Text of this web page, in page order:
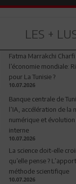
LES +
Fatma Marrakchi
l’économie mondiale:
pour La Tunisie ?
10.07.2026
Banque centrale de
l’IA, accélération de la
numérique et
interne
10.07.2026
La science doit-elle
qu’elle pense ?
méthode scientifique
10.07.2026